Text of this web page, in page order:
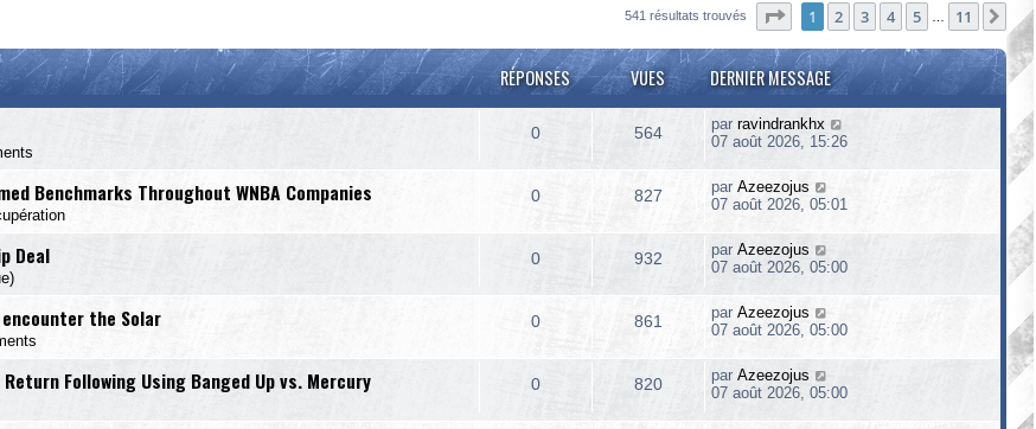
541 résultats trouvés Page sur11
1 2 3 4 5 11
RÉPONSES VUES DERNIER MESSAGE
0 564 par ravindrankhx
07 août 2026, 15:26
Benchmarks Throughout WNBA Companies 0 827 par Azeezojus
07 août 2026, 05:01
Deal 0 932 par Azeezojus
07 août 2026, 05:00
the Solar 0 861 par Azeezojus
07 août 2026, 05:00
Following Using Banged Up vs. Mercury 0 820 par Azeezojus
07 août 2026, 05:00